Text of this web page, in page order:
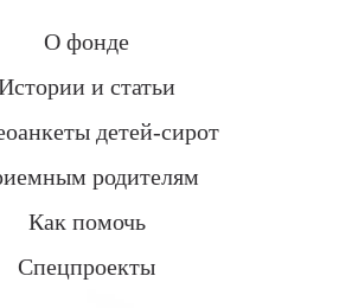
О фонде
и статьи
детей-сирот
родителям
Как помочь
Спецпроекты